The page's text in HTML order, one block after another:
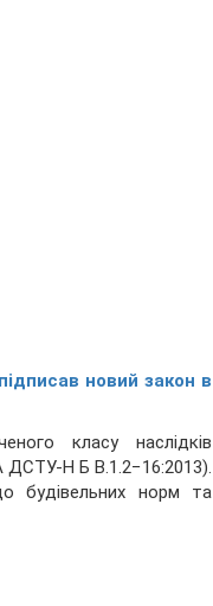
новий закон в
класу наслідків
ДСТУ-Н Б В.1.2−16:2013).
будівельних норм та